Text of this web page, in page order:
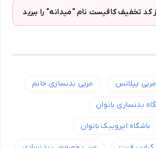
کد تخفیف کافیست نام "میدانه" را ببرید
مربی پیلاتس مربی بدنسازی خانم
بدنسازی بانوان
باشگاه ایروبیک بانوان